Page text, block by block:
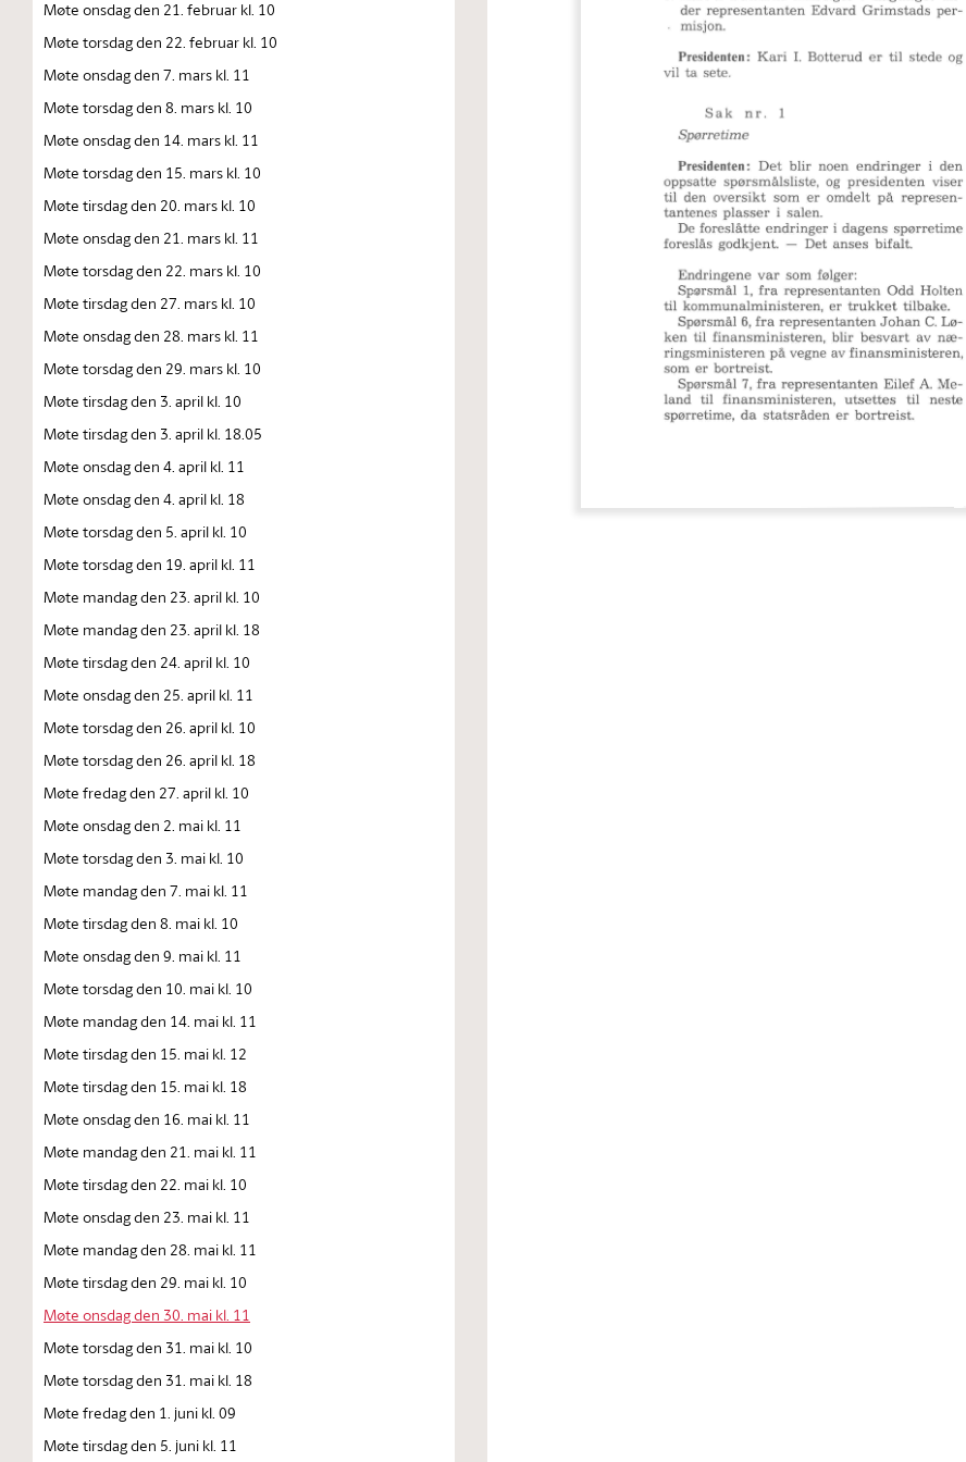
Møte onsdag den 21. februar kl. 10
Møte torsdag den 22. februar kl. 10
Møte onsdag den 7. mars kl. 11
Møte torsdag den 8. mars kl. 10
Møte onsdag den 14. mars kl. 11
Møte torsdag den 15. mars kl. 10
Møte tirsdag den 20. mars kl. 10
Møte onsdag den 21. mars kl. 11
Møte torsdag den 22. mars kl. 10
Møte tirsdag den 27. mars kl. 10
Møte onsdag den 28. mars kl. 11
Møte torsdag den 29. mars kl. 10
Møte tirsdag den 3. april kl. 10
Møte tirsdag den 3. april kl. 18.05
Møte onsdag den 4. april kl. 11
Møte onsdag den 4. april kl. 18
Møte torsdag den 5. april kl. 10
Møte torsdag den 19. april kl. 11
Møte mandag den 23. april kl. 10
Møte mandag den 23. april kl. 18
Møte tirsdag den 24. april kl. 10
Møte onsdag den 25. april kl. 11
Møte torsdag den 26. april kl. 10
Møte torsdag den 26. april kl. 18
Møte fredag den 27. april kl. 10
Møte onsdag den 2. mai kl. 11
Møte torsdag den 3. mai kl. 10
Møte mandag den 7. mai kl. 11
Møte tirsdag den 8. mai kl. 10
Møte onsdag den 9. mai kl. 11
Møte torsdag den 10. mai kl. 10
Møte mandag den 14. mai kl. 11
Møte tirsdag den 15. mai kl. 12
Møte tirsdag den 15. mai kl. 18
Møte onsdag den 16. mai kl. 11
Møte mandag den 21. mai kl. 11
Møte tirsdag den 22. mai kl. 10
Møte onsdag den 23. mai kl. 11
Møte mandag den 28. mai kl. 11
Møte tirsdag den 29. mai kl. 10
Møte onsdag den 30. mai kl. 11
Møte torsdag den 31. mai kl. 10
Møte torsdag den 31. mai kl. 18
Møte fredag den 1. juni kl. 09
Møte tirsdag den 5. juni kl. 11